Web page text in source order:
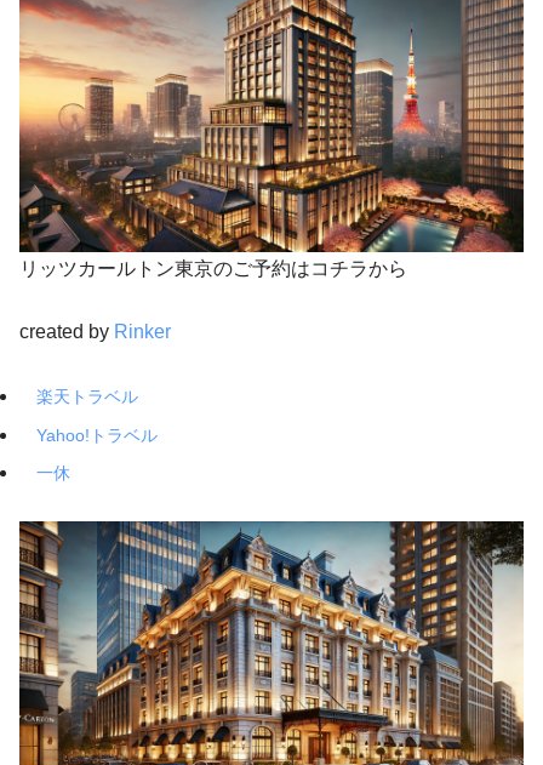
リッツカールトン東京のご予約はコチラから
created by Rinker
楽天トラベル
Yahoo!トラベル
一休